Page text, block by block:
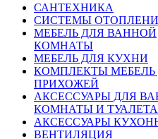
САНТЕХНИКА
СИСТЕМЫ
МЕБЕЛЬ ДЛЯ ВАННОЙ
КОМНАТЫ
МЕБЕЛЬ ДЛЯ КУХНИ
КОМПЛЕКТЫ МЕБЕЛЬ
ПРИХОЖЕЙ
АКСЕССУАРЫ ДЛЯ
КОМНАТЫ И ТУАЛЕТА
АКСЕССУАРЫ
ВЕНТИЛЯЦИЯ